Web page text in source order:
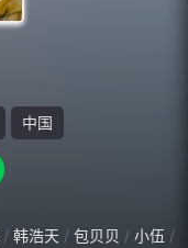
中国
韩浩天 包贝贝
小伍